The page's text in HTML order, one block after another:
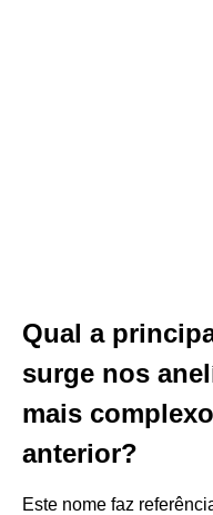
Qual a
surge nos
mais
anterior?
Este nome faz